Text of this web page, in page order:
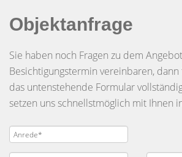
Objektanfrage
Sie haben noch Fragen zu dem
Besichtigungstermin vereinbaren,
das untenstehende Formular
setzen uns schnellstmöglich mit Ihnen